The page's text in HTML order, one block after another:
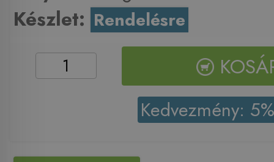
Készlet: Rendelésre
Kedvezmény: